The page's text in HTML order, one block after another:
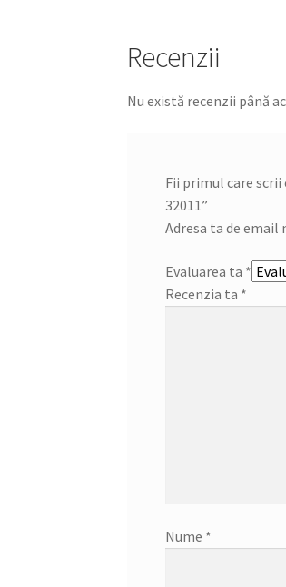
Recenzii
Nu există recenzii până
Fii primul care
32011”
Adresa ta de email
Evaluarea ta *
Recenzia ta *
Nume *